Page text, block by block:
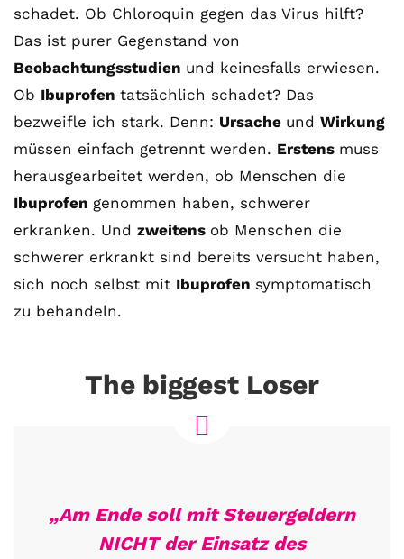
schadet. Ob Chloroquin gegen das Virus hilft?
Das ist purer Gegenstand von
Beobachtungsstudien und keinesfalls erwiesen.
Ob Ibuprofen tatsächlich schadet? Das
bezweifle ich stark. Denn: Ursache und Wirkung
müssen einfach getrennt werden. Erstens muss
herausgearbeitet werden, ob Menschen die
Ibuprofen genommen haben, schwerer
erkranken. Und zweitens ob Menschen die
schwerer erkrankt sind bereits versucht haben,
sich noch selbst mit Ibuprofen symptomatisch
zu behandeln.
The biggest Loser
„Am Ende soll mit Steuergeldern
NICHT der Einsatz des